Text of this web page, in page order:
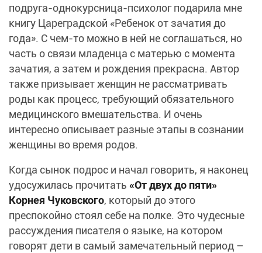
подруга-однокурсница-психолог подарила мне
книгу Цареградской «Ребенок от зачатия до
года». С чем-то можно в ней не соглашаться, но
часть о связи младенца с матерью с момента
зачатия, а затем и рождения прекрасна. Автор
также призывает женщин не рассматривать
роды как процесс, требующий обязательного
медицинского вмешательства. И очень
интересно описывает разные этапы в сознании
женщины во время родов.
Когда сынок подрос и начал говорить, я наконец
удосужилась прочитать «От двух до пяти»
Корнея Чуковского, который до этого
преспокойно стоял себе на полке. Это чудесные
рассуждения писателя о языке, на котором
говорят дети в самый замечательный период –